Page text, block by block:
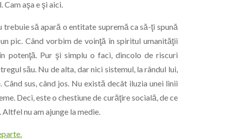
aşa e şi aici.
să apară o entitate supremă ca să-ţi spună
pic. Când vorbim de voinţă în spiritul umanităţii
potenţă. Pur şi simplu o faci, dincolo de riscuri
său. Nu de alta, dar nici sistemul, la rândul lui,
sus, când jos. Nu există decât iluzia unei linii
Deci, este o chestiune de curăţire socială, de ce
nu am ajunge la medie.